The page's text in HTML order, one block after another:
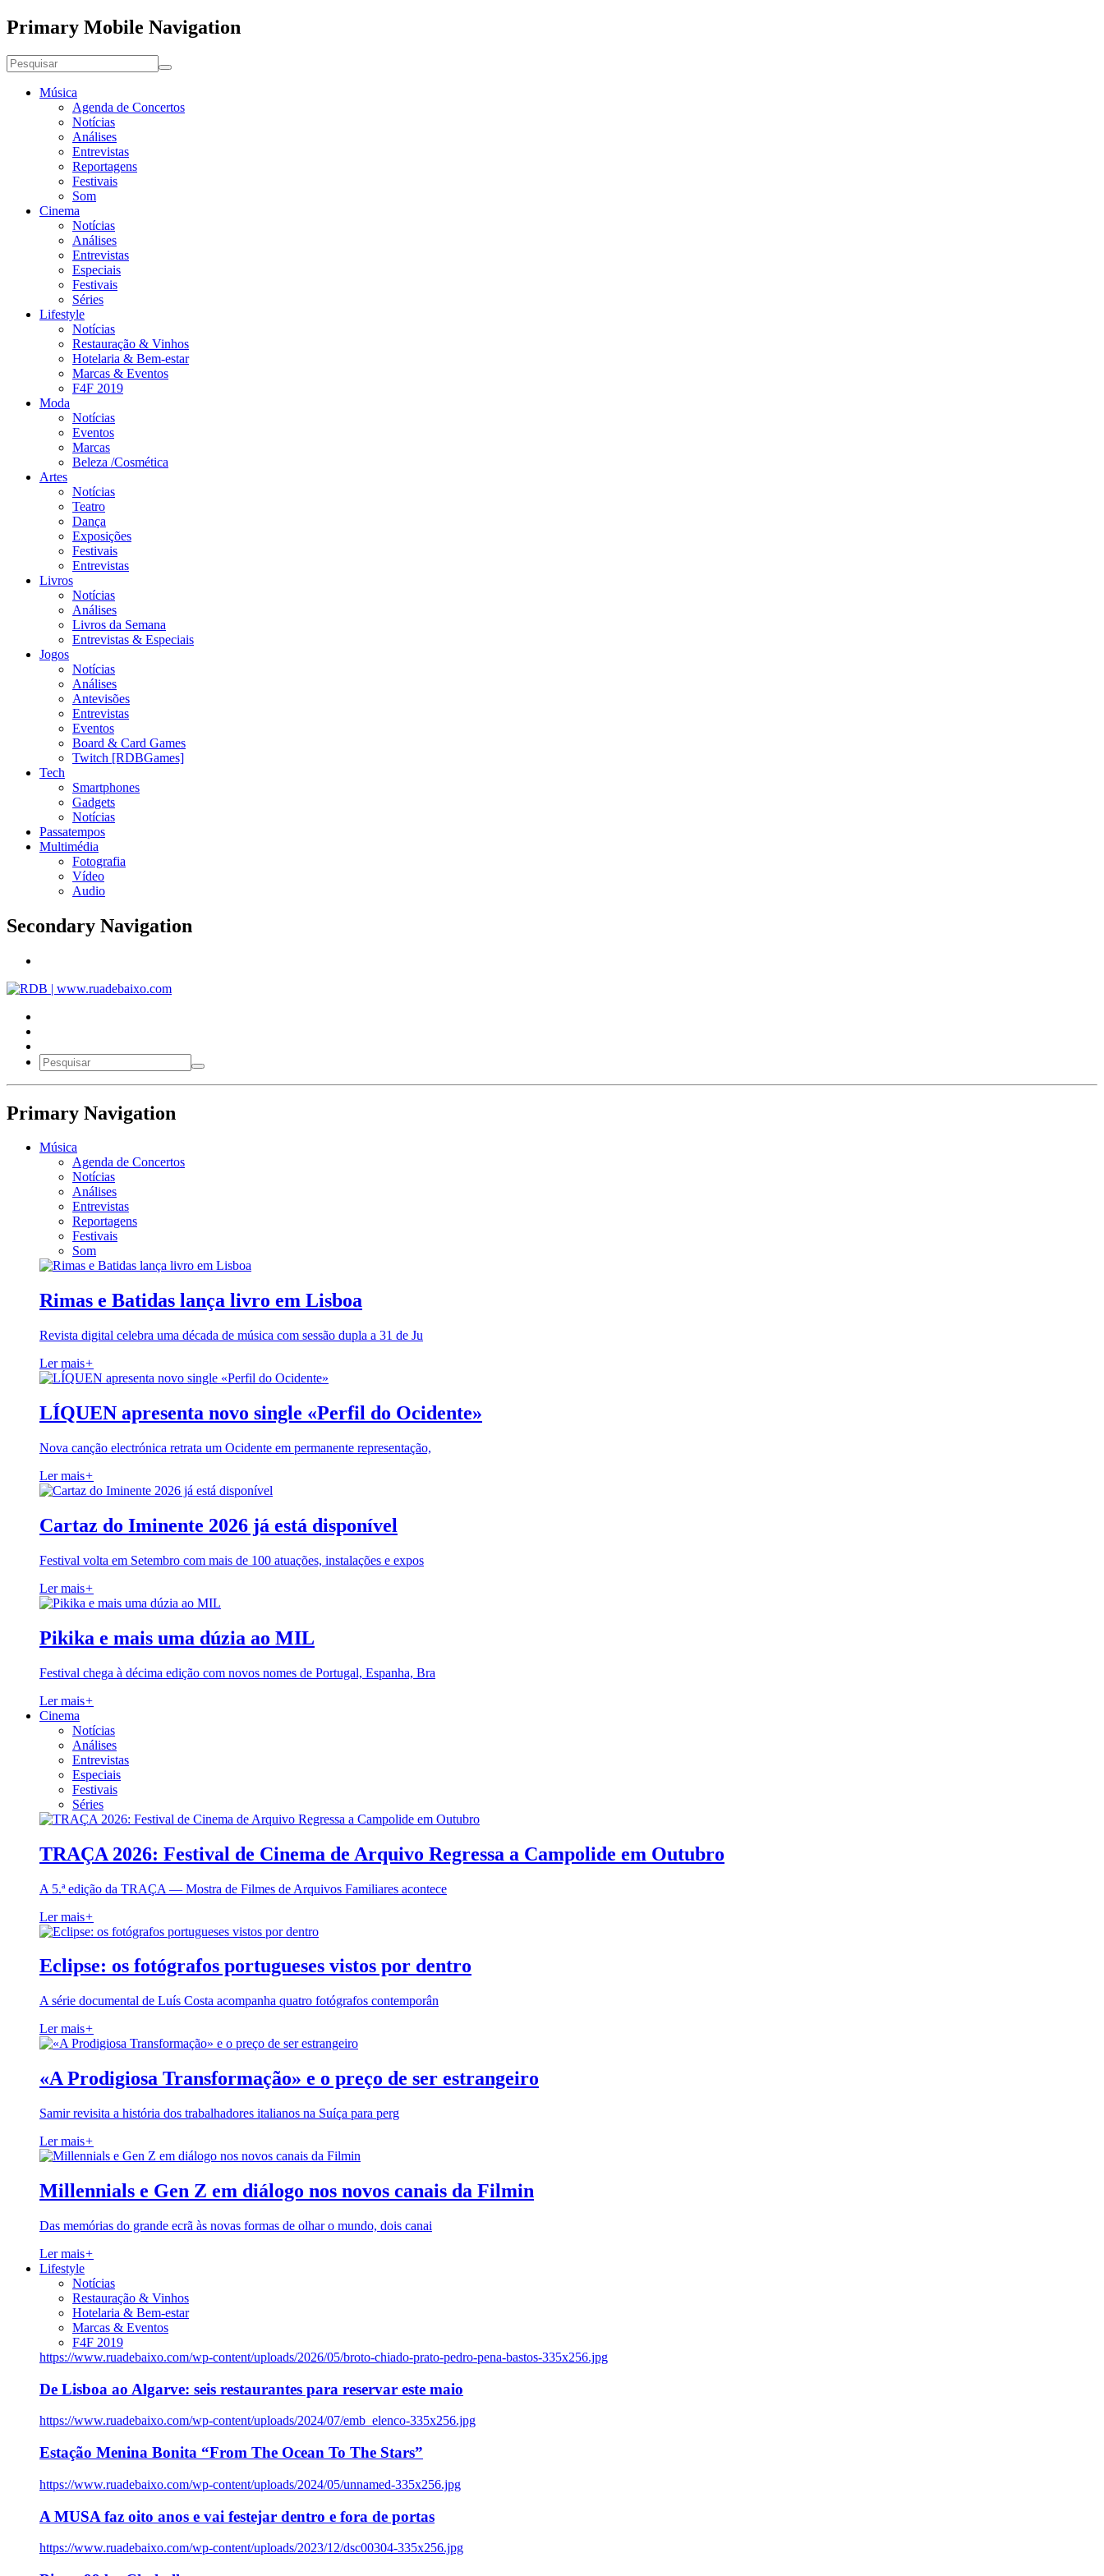
Primary Mobile Navigation
Música
Agenda de Concertos
Notícias
Análises
Entrevistas
Reportagens
Festivais
Som
Cinema
Notícias
Análises
Entrevistas
Especiais
Festivais
Séries
Lifestyle
Notícias
Restauração & Vinhos
Hotelaria & Bem-estar
Marcas & Eventos
F4F 2019
Moda
Notícias
Eventos
Marcas
Beleza /Cosmética
Artes
Notícias
Teatro
Dança
Exposições
Festivais
Entrevistas
Livros
Notícias
Análises
Livros da Semana
Entrevistas & Especiais
Jogos
Notícias
Análises
Antevisões
Entrevistas
Eventos
Board & Card Games
Twitch [RDBGames]
Tech
Smartphones
Gadgets
Notícias
Passatempos
Multimédia
Fotografia
Vídeo
Audio
Secondary Navigation
Primary Navigation
Música
Agenda de Concertos
Notícias
Análises
Entrevistas
Reportagens
Festivais
Som
Rimas e Batidas lança livro em Lisboa
Revista digital celebra uma década de música com sessão dupla a 31 de Ju
Ler mais+
LÍQUEN apresenta novo single «Perfil do Ocidente»
Nova canção electrónica retrata um Ocidente em permanente representação,
Ler mais+
Cartaz do Iminente 2026 já está disponível
Festival volta em Setembro com mais de 100 atuações, instalações e expos
Ler mais+
Pikika e mais uma dúzia ao MIL
Festival chega à décima edição com novos nomes de Portugal, Espanha, Bra
Ler mais+
Cinema
Notícias
Análises
Entrevistas
Especiais
Festivais
Séries
TRAÇA 2026: Festival de Cinema de Arquivo Regressa a Campolide em Outubro
A 5.ª edição da TRAÇA — Mostra de Filmes de Arquivos Familiares acontece
Ler mais+
Eclipse: os fotógrafos portugueses vistos por dentro
A série documental de Luís Costa acompanha quatro fotógrafos contemporân
Ler mais+
«A Prodigiosa Transformação» e o preço de ser estrangeiro
Samir revisita a história dos trabalhadores italianos na Suíça para perg
Ler mais+
Millennials e Gen Z em diálogo nos novos canais da Filmin
Das memórias do grande ecrã às novas formas de olhar o mundo, dois canai
Ler mais+
Lifestyle
Notícias
Restauração & Vinhos
Hotelaria & Bem-estar
Marcas & Eventos
F4F 2019
https://www.ruadebaixo.com/wp-content/uploads/2026/05/broto-chiado-prato-pedro-pena-bastos-335x256.jpg
De Lisboa ao Algarve: seis restaurantes para reservar este maio
https://www.ruadebaixo.com/wp-content/uploads/2024/07/emb_elenco-335x256.jpg
Estação Menina Bonita “From The Ocean To The Stars”
https://www.ruadebaixo.com/wp-content/uploads/2024/05/unnamed-335x256.jpg
A MUSA faz oito anos e vai festejar dentro e fora de portas
https://www.ruadebaixo.com/wp-content/uploads/2023/12/dsc00304-335x256.jpg